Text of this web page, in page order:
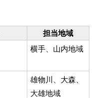
担当地域
横手、山内地域
雄物川、大森、
大雄地域